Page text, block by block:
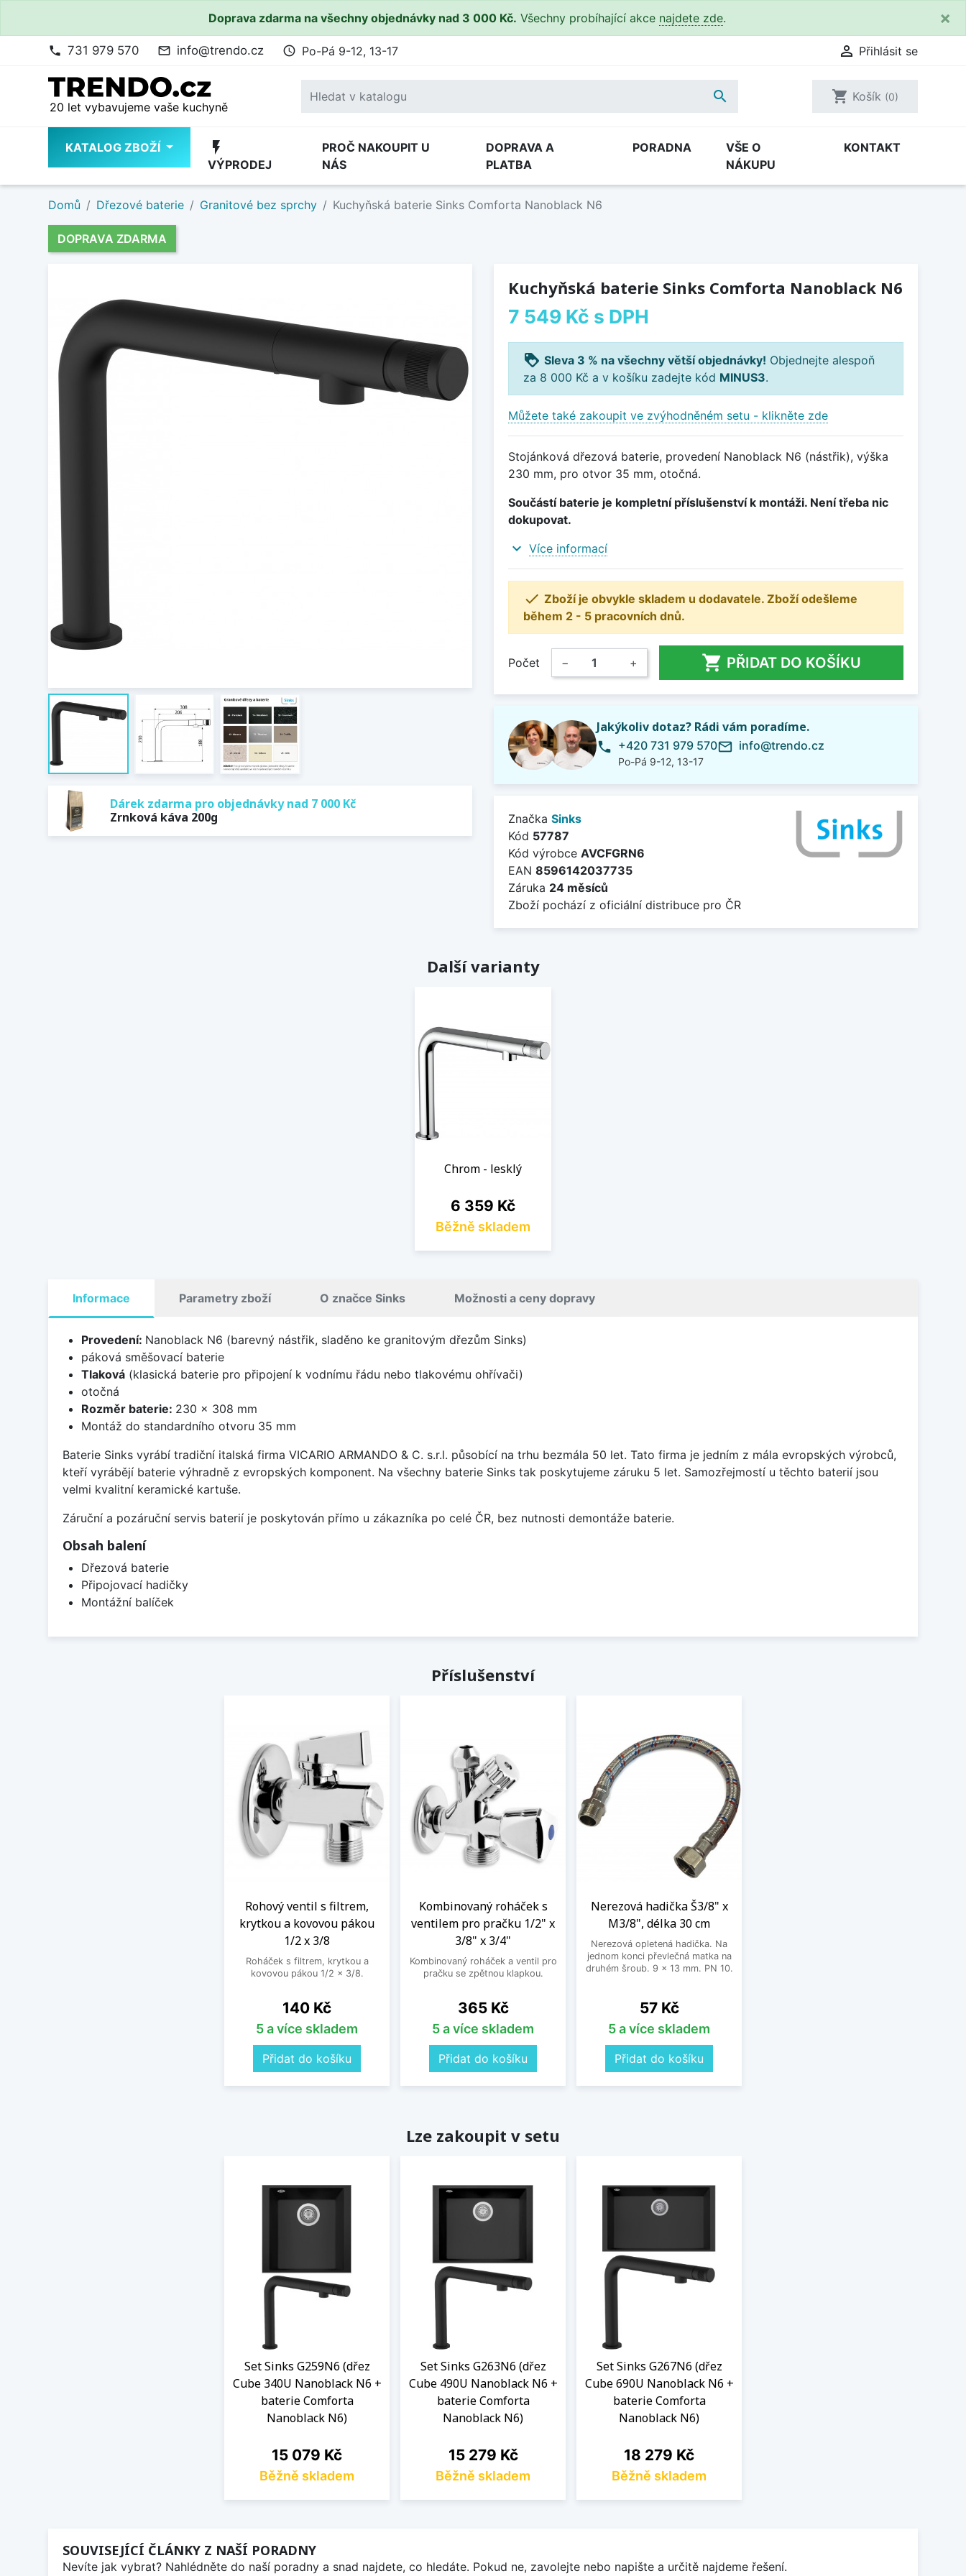
Doprava zdarma na všechny objednávky nad 3 000 Kč. Všechny probíhající akce najdete zde. ×
phone 731 979 570 mail_outline info@trendo.cz access_time Po-Pá 9-12, 13-17  Přihlásit se
20 let vybavujeme vaše kuchyně
 shopping_cart Košík (0)
KATALOG ZBOŽÍ flash_on
VÝPRODEJ
PROČ NAKOUPIT U
NÁS
DOPRAVA A
PLATBA
PORADNA
VŠE O
NÁKUPU
KONTAKT
Domů Dřezové baterie Granitové bez sprchy Kuchyňská baterie Sinks Comforta Nanoblack N6
DOPRAVA ZDARMA
Dárek zdarma pro objednávky nad 7 000 Kč
Zrnková káva 200g
Kuchyňská baterie Sinks Comforta Nanoblack N6
7 549 Kč s DPH
loyalty Sleva 3 % na všechny větší objednávky! Objednejte alespoň
za 8 000 Kč a v košíku zadejte kód MINUS3.
Můžete také zakoupit ve zvýhodněném setu - klikněte zde
Stojánková dřezová baterie, provedení Nanoblack N6 (nástřik), výška
230 mm, pro otvor 35 mm, otočná.
Součástí baterie je kompletní příslušenství k montáži. Není třeba nic
dokupovat.
expand_more Více informací
 Zboží je obvykle skladem u dodavatele. Zboží odešleme
během 2 - 5 pracovních dnů.
Počet − +  PŘIDAT DO KOŠÍKU
Jakýkoliv dotaz? Rádi vám poradíme.
phone +420 731 979 570
Po-Pá 9-12, 13-17
mail_outline info@trendo.cz
Značka Sinks
Kód 57787
Kód výrobce AVCFGRN6
EAN 8596142037735
Záruka 24 měsíců
Zboží pochází z oficiální distribuce pro ČR
Další varianty
Chrom - lesklý
Cena
6 359 Kč
Běžně skladem
Informace Parametry zboží O značce Sinks Možnosti a ceny dopravy
Provedení: Nanoblack N6 (barevný nástřik, sladěno ke granitovým dřezům Sinks)
páková směšovací baterie
Tlaková(klasická baterie pro připojení k vodnímu řádu nebo tlakovému ohřívači)
otočná
Rozměr baterie: 230 x 308 mm
Montáž do standardního otvoru 35 mm
Baterie Sinks vyrábí tradiční italská firma VICARIO ARMANDO & C. s.r.l. působící na trhu bezmála 50 let. Tato firma je jedním z mála evropských výrobců,
kteří vyrábějí baterie výhradně z evropských komponent. Na všechny baterie Sinks tak poskytujeme záruku 5 let. Samozřejmostí u těchto baterií jsou
velmi kvalitní keramické kartuše.
Záruční a pozáruční servis baterií je poskytován přímo u zákazníka po celé ČR, bez nutnosti demontáže baterie.
Obsah balení
Dřezová baterie
Připojovací hadičky
Montážní balíček
Příslušenství
Rohový ventil s filtrem,
krytkou a kovovou pákou
1/2 x 3/8
Roháček s filtrem, krytkou a
kovovou pákou 1/2 x 3/8.
Cena
140 Kč
5 a více skladem
Přidat do košíku
Kombinovaný roháček s
ventilem pro pračku 1/2" x
3/8" x 3/4"
Kombinovaný roháček a ventil pro
pračku se zpětnou klapkou.
Cena
365 Kč
5 a více skladem
Přidat do košíku
Nerezová hadička Š3/8" x
M3/8", délka 30 cm
Nerezová opletená hadička. Na
jednom konci převlečná matka na
druhém šroub. 9 x 13 mm. PN 10.
Cena
57 Kč
5 a více skladem
Přidat do košíku
Lze zakoupit v setu
Set Sinks G259N6 (dřez
Cube 340U Nanoblack N6 +
baterie Comforta
Nanoblack N6)
Cena
15 079 Kč
Běžně skladem
Set Sinks G263N6 (dřez
Cube 490U Nanoblack N6 +
baterie Comforta
Nanoblack N6)
Cena
15 279 Kč
Běžně skladem
Set Sinks G267N6 (dřez
Cube 690U Nanoblack N6 +
baterie Comforta
Nanoblack N6)
Cena
18 279 Kč
Běžně skladem
SOUVISEJÍCÍ ČLÁNKY Z NAŠÍ PORADNY
Nevíte jak vybrat? Nahlédněte do naší poradny a snad najdete, co hledáte. Pokud ne, zavolejte nebo napište a určitě najdeme řešení.